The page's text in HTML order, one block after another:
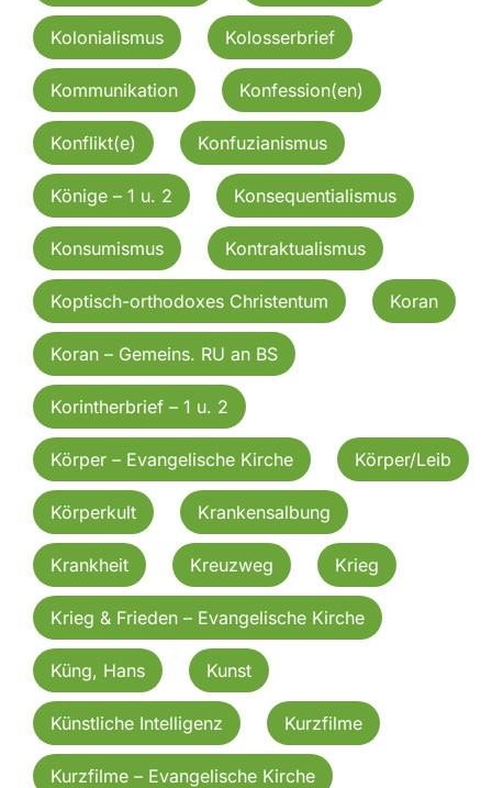
Kolonialismus Kolosserbrief
Kommunikation Konfession(en)
Konflikt(e) Konfuzianismus
Könige – 1 u. 2 Konsequentialismus
Konsumismus Kontraktualismus
Koptisch-orthodoxes Christentum Koran
Koran – Gemeins. RU an BS
Korintherbrief – 1 u. 2
Körper – Evangelische Kirche Körper/Leib
Körperkult Krankensalbung
Krankheit Kreuzweg Krieg
Krieg & Frieden – Evangelische Kirche
Küng, Hans Kunst
Künstliche Intelligenz Kurzfilme
Kurzfilme – Evangelische Kirche